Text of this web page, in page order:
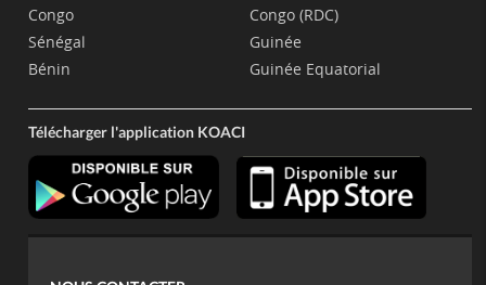
Congo
Sénégal
Bénin
Congo (RDC)
Guinée
Guinée Equatorial
Télécharger l'application KOACI